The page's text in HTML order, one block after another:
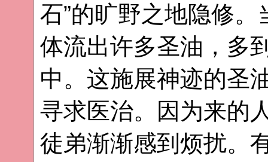
石”的旷野之地隐修
体流出许多圣油，多
中。这施展神迹的圣
寻求医治。因为来的
徒弟渐渐感到烦扰。